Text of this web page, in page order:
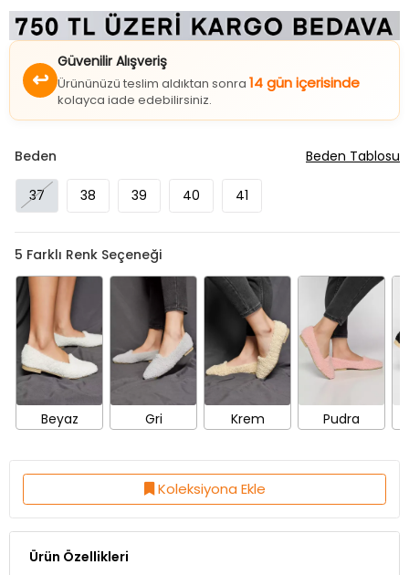
↩
Güvenilir Alışveriş
Ürününüzü teslim aldıktan sonra 14 gün içerisinde
kolayca iade edebilirsiniz.
Beden
37 38 39 40 41
Beden Tablosu
5 Farklı Renk Seçeneği
Beyaz Gri Krem Pudra
Koleksiyona Ekle
Ürün Özellikleri